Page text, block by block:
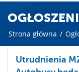
Strona główna /
Utrudnienia